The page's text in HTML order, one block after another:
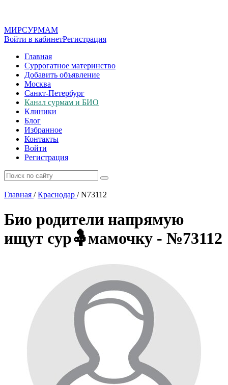
МИРСУРМАМ
Войти в кабинетРегистрация
Главная
Суррогатное материнство
Добавить объявление
Москва
Санкт-Петербург
Канал сурмам и БИО
Клиники
Блог
Избранное
Контакты
Войти
Регистрация
Главная / Краснодар /N73112
Био родители напрямую
ищут сур🤱мамочку - №73112